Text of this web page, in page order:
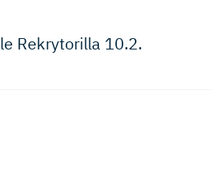
Rekrytorilla 10.2.